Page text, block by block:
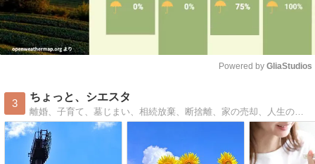
Powered by GliaStudios
3
ちょっと、シエスタ
離婚、子育て、墓じまい、相続放棄、断捨離、家の売却、人生の大仕事が終わりシンプルで毎日お昼寝できる暮らしを送りたい61歳、元おひとりさまブログ。